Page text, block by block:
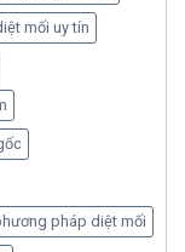
mối uy tín
pháp diệt mối